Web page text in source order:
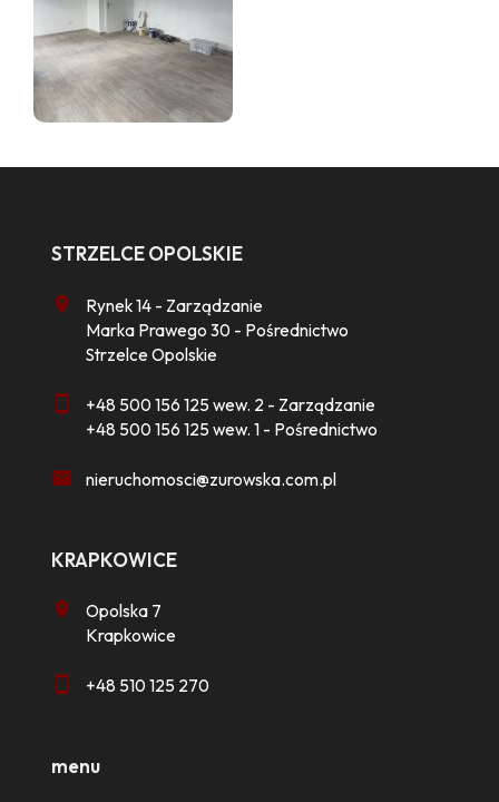
STRZELCE OPOLSKIE
Rynek 14 - Zarządzanie
Marka Prawego 30 - Pośrednictwo
Strzelce Opolskie
+48 500 156 125 wew. 2 - Zarządzanie
+48 500 156 125 wew. 1 - Pośrednictwo
nieruchomosci@zurowska.com.pl
KRAPKOWICE
Opolska 7
Krapkowice
+48 510 125 270
menu